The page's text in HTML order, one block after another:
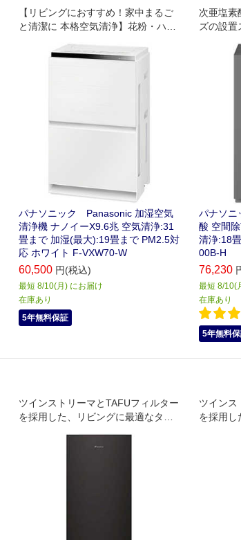
【リビングにおすすめ！家中まるご
と清潔に 本格空気清浄】花粉・ハウ
パナソニック Panasonic 加湿空気
清浄機 ナノイーX9.6兆 空気清浄:31
畳まで 加湿(最大):19畳まで PM2.5対
応 ホワイト F-VXW70-W
60,500 円(税込)
最短 8/10(月) にお届け
在庫あり
5年無料保証
次亜塩素
ズの設置
パナソ
酸 空間
清浄:18
00B-H
76,230
最短 8/10(
在庫あり
5年無料
ツインストリーマとTAFUフィルター
を採用した、リビングに最適なタワ
ツインス
を採用し